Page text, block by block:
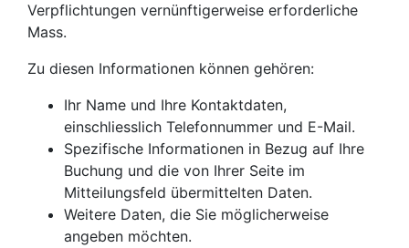
Verpflichtungen vernünftigerweise erforderliche
Mass.
Zu diesen Informationen können gehören:
Ihr Name und Ihre Kontaktdaten,
einschliesslich Telefonnummer und E-Mail.
Spezifische Informationen in Bezug auf Ihre
Buchung und die von Ihrer Seite im
Mitteilungsfeld übermittelten Daten.
Weitere Daten, die Sie möglicherweise
angeben möchten.